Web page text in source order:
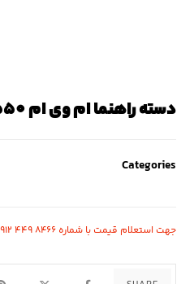
دسته راهنما ام وی ام 550 – X33s
Categories
جهت استعلام قیمت با شماره ۸۴۶۶ ۴۴۹ ۰۹۱۲ تماس بگیرید!